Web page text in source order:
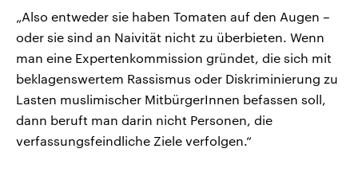
„Also entweder sie haben Tomaten auf den Augen –
oder sie sind an Naivität nicht zu überbieten. Wenn
man eine Expertenkommission gründet, die sich mit
beklagenswertem Rassismus oder Diskriminierung zu
Lasten muslimischer MitbürgerInnen befassen soll,
dann beruft man darin nicht Personen, die
verfassungsfeindliche Ziele verfolgen.“